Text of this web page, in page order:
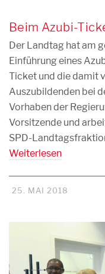
Beim Azubi-
Der Landtag hat am
Einführung eines
Ticket und die damit
Auszubildenden bei
Vorhaben der
Vorsitzende und
SPD-
Weiterlesen
25. MAI 2018